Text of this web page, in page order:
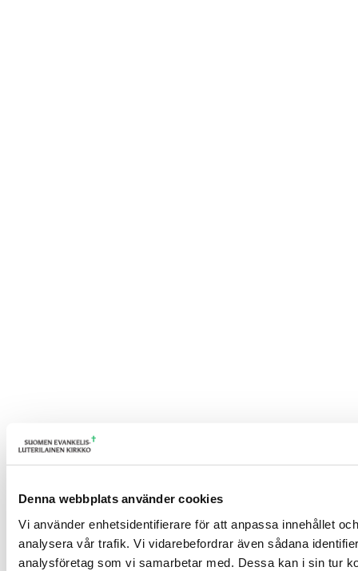
Denna webbplats använder cookies
Vi använder enhetsidentifierare för att anpassa innehållet
analysera vår trafik. Vi vidarebefordrar även sådana
analysföretag som vi samarbetar med. Dessa kan i sin tur